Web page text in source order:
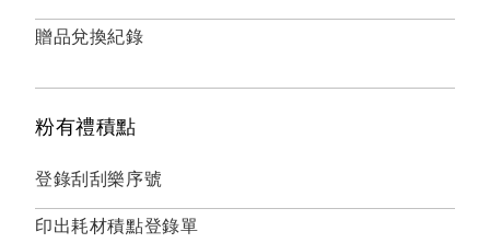
贈品兌換紀錄
粉有禮積點
登錄刮刮樂序號
印出耗材積點登錄單